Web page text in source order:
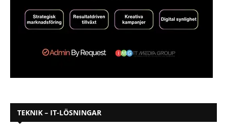
TEKNIK – IT-LÖSNINGAR